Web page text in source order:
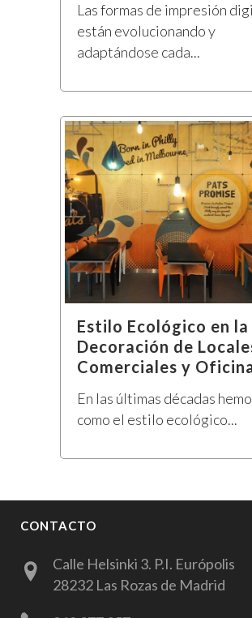
Las formas de impresión
están evolucionando y
adaptándose cada...
Estilo Ecológico en la
Decoración de
Comerciales y
En las últimas décadas
como el estilo ecológico...
CONTACTO
Calle Helsinki 3. P.I. Európolis
28232 Las Rozas de Madrid